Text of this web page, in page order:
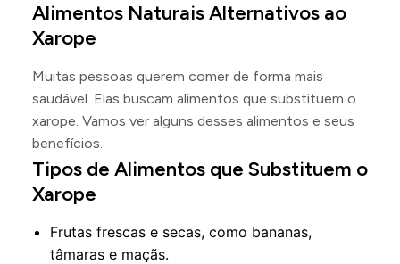
Alimentos Naturais Alternativos ao
Xarope
Muitas pessoas querem comer de forma mais
saudável. Elas buscam alimentos que substituem o
xarope. Vamos ver alguns desses alimentos e seus
benefícios.
Tipos de Alimentos que Substituem o
Xarope
Frutas frescas e secas, como bananas,
tâmaras e maçãs.